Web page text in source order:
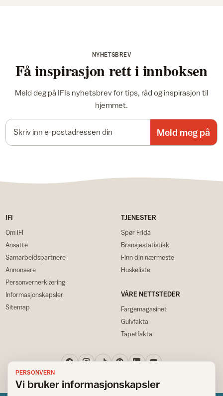
NYHETSBREV
Få inspirasjon rett i innboksen
Meld deg på IFIs nyhetsbrev for tips, råd og inspirasjon til
hjemmet.
Meld meg på
IFI
Om IFI
Ansatte
Samarbeidspartnere
Annonsere
Personvernerklæring
Informasjonskapsler
Sitemap
TJENESTER
Spør Frida
Bransjestatistikk
Finn din nærmeste
Huskeliste
VÅRE NETTSTEDER
Fargemagasinet
Gulvfakta
Tapetfakta
PERSONVERN
Vi bruker informasjonskapsler